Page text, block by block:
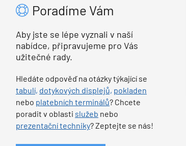
Poradíme Vám
Aby jste se lépe vyznali v naší
nabídce, připravujeme pro Vás
užitečné rady.
Hledáte odpověď na otázky týkající se
tabulí, dotykových displejů, pokladen
nebo platebních terminálů? Chcete
poradit v oblasti služeb nebo
prezentační techniky? Zeptejte se nás!